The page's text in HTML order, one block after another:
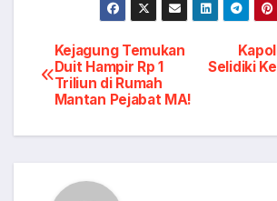
Post
navigation
Selidiki
Kejagung Temukan
Duit Hampir Rp 1
Triliun di Rumah
Mantan Pejabat MA!